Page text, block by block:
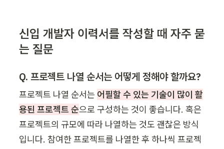
신입 개발자 이력서를 작성할 때 자주 묻
는 질문
Q. 프로젝트 나열 순서는 어떻게 정해야 할까요?
프로젝트 나열 순서는 어필할 수 있는 기술이 많이 활
용된 프로젝트 순으로 구성하는 것이 좋습니다. 혹은
프로젝트의 규모에 따라 나열하는 것도 괜찮은 방식
입니다. 참여한 프로젝트를 나열한 후 하나씩 프로젝